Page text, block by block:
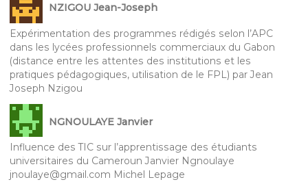
NZIGOU Jean-Joseph
Expérimentation des programmes rédigés selon l’APC
dans les lycées professionnels commerciaux du Gabon
(distance entre les attentes des institutions et les
pratiques pédagogiques, utilisation de le FPL) par Jean
Joseph Nzigou
NGNOULAYE Janvier
Influence des TIC sur l’apprentissage des étudiants
universitaires du Cameroun Janvier Ngnoulaye
jnoulaye@gmail.com Michel Lepage